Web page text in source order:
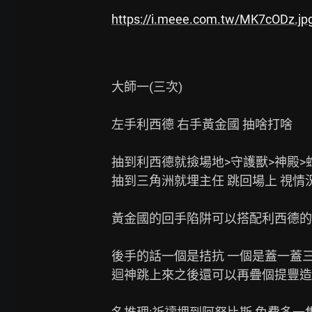
https://i.meee.com.tw/
大師一(三次)
左手利西德 右手黃金國 抽啥打啥
抽到利西德就撿場地>守護獸>神殿>
抽到三角洲就埋主任 跳回場上 視
黃金國的回手陷阱可以搭配利西德
後手的話一個是拮抗 一個是蓋一蓋
迴神跳上來之後還可以再疊個提豐